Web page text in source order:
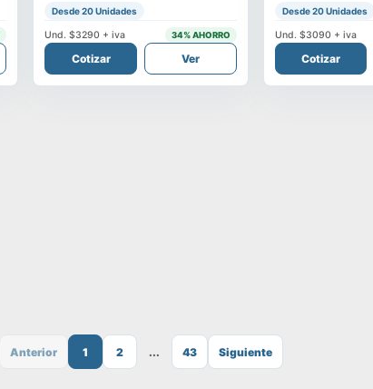
Desde 20 Unidades
Und.$3290 + iva 34% AHORRO
Cotizar Ver
Desde 20 Unidades
Und. $3090 + iva
Cotizar
Anterior 1 2 ... 43 Siguiente